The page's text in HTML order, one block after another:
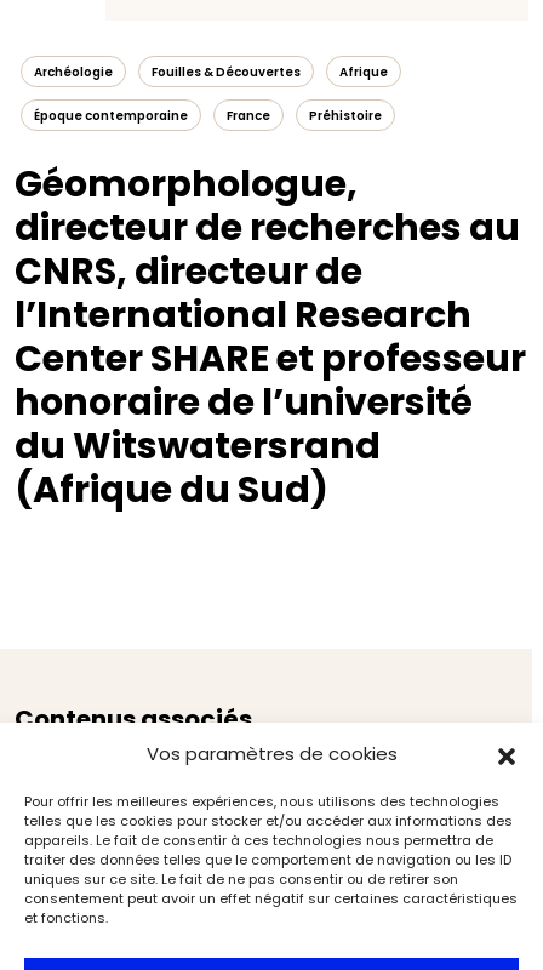
Vos paramètres de cookies
Pour offrir les meilleures expériences, nous utilisons des technologies
telles que les cookies pour stocker et/ou accéder aux informations des
appareils. Le fait de consentir à ces technologies nous permettra de
traiter des données telles que le comportement de navigation ou les ID
uniques sur ce site. Le fait de ne pas consentir ou de retirer son
consentement peut avoir un effet négatif sur certaines caractéristiques
et fonctions.
Archéologie Fouilles & Découvertes Afrique
Époque contemporaine France Préhistoire
Géomorphologue,
directeur de recherches au
CNRS, directeur de
l’International Research
Center SHARE et professeur
honoraire de l’université
du Witswatersrand
(Afrique du Sud)
Contenus associés